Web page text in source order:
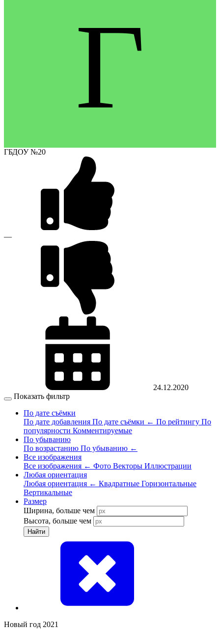
Г
ГБДОУ №20
—
24.12.2020
Показать фильтр
По дате съёмки
По дате добавления По дате съёмки ← По рейтингу По
популярности Комментируемые
По убыванию
По возрастанию По убыванию ←
Все изображения
Все изображения ← Фото Векторы Иллюстрации
Любая ориентация
Любая ориентация ← Квадратные Горизонтальные
Вертикальные
Размер
Ширина, больше чем
Высота, больше чем
Найти
Новый год 2021